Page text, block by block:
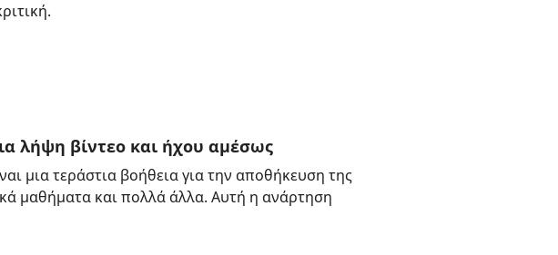
λήψη βίντεο και ήχου αμέσως
μια τεράστια βοήθεια για την αποθήκευση της
μαθήματα και πολλά άλλα. Αυτή η ανάρτηση